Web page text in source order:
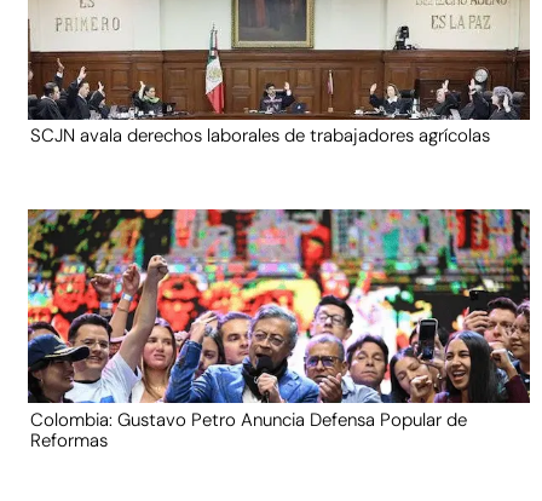
SCJN avala derechos laborales de trabajadores agrícolas
Colombia: Gustavo Petro Anuncia Defensa Popular de
Reformas